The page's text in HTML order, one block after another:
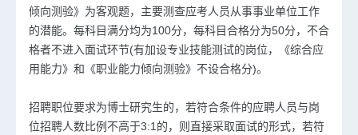
倾向测验》为客观题，主要测查应考人员从事事业单位工作
的潜能。每科目满分均为100分，每科目合格分为50分，不合
格者不进入面试环节(有加设专业技能测试的岗位，《综合应
用能力》和《职业能力倾向测验》不设合格分)。
招聘职位要求为博士研究生的，若符合条件的应聘人员与岗
位招聘人数比例不高于3:1的，则直接采取面试的形式，若符